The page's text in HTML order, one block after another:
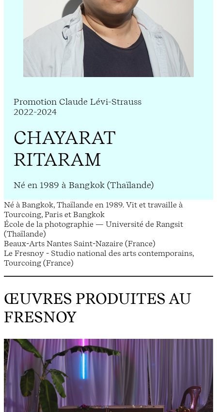
Promotion Claude Lévi-Strauss
2022-2024
CHAYARAT
RITARAM
Né en 1989 à Bangkok (Thaïlande)
Né à Bangkok, Thaïlande en 1989. Vit et travaille à
Tourcoing, Paris et Bangkok
École de la photographie — Université de Rangsit
(Thaïlande)
Beaux-Arts Nantes Saint-Nazaire (France)
Le Fresnoy - Studio national des arts contemporains,
Tourcoing (France)
ŒUVRES PRODUITES AU
FRESNOY